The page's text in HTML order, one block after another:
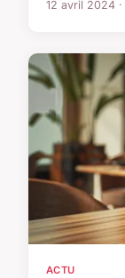
12 avril 2024
ACTU